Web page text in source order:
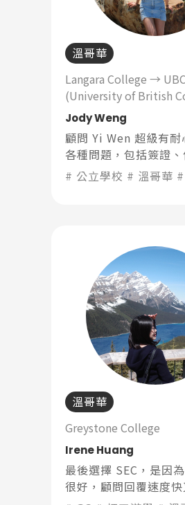
溫哥華
Langara College → UBC
(University of British
Jody Weng
顧問 Yi Wen 超級有耐
各種問題，包括簽證
等等，讓我很安心地
國。到了溫哥華之後當
公立學校 溫哥華
溫哥華
Greystone College
Irene Huang
最後選擇 SEC，是因
很好，顧問回覆速度